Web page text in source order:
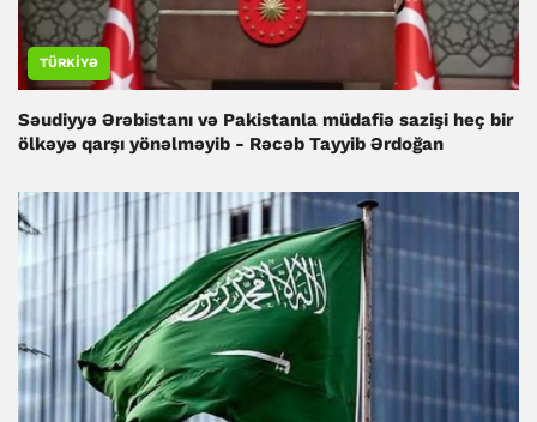
TÜRKIYƏ
Səudiyyə Ərəbistanı və Pakistanla müdafiə sazişi heç bir
ölkəyə qarşı yönəlməyib - Rəcəb Tayyib Ərdoğan